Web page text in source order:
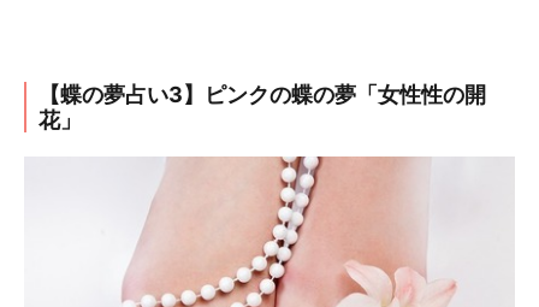
【蝶の夢占い3】ピンクの蝶の夢「女性性の開
花」